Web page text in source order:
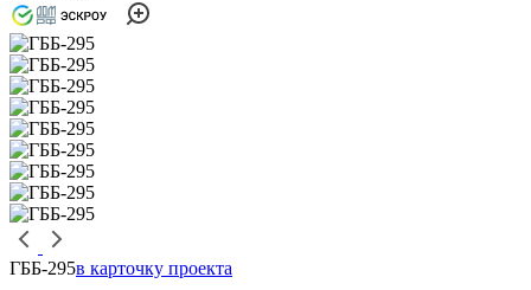
ГББ-295в карточку проекта